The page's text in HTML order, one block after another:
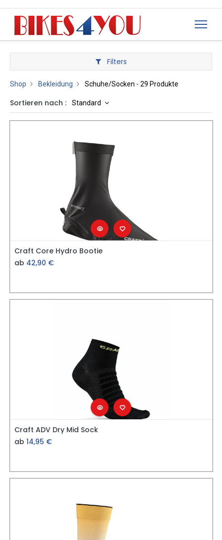
Filters
Shop Bekleidung Schuhe/Socken - 29 Produkte
Sortieren nach : Standard
Craft Core Hydro Bootie
ab 42,90 €
Craft ADV Dry Mid Sock
ab 14,95 €